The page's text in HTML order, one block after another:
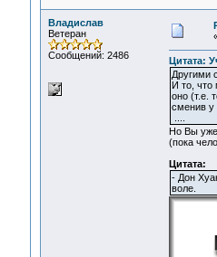
Владислав
Ветеран
Сообщений: 2486
Цитата:
Другими
И то, что
оно (т.е.
сменив у
Но Вы уже
(пока
Цитата:
- Дон
воле.